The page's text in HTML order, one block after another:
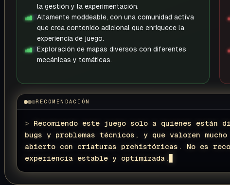
la gestión y la experimentación.
Altamente moddeable, con una comunidad activa
que crea contenido adicional que enriquece la
experiencia de juego.
Exploración de mapas diversos con diferentes
mecánicas y temáticas.
RECOMENDACIÓN
> Recomiendo este juego solo a quienes están
bugs y problemas técnicos, y que valoren
abierto con criaturas prehistóricas. No es
experiencia estable y optimizada.